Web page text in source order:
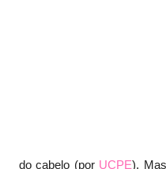
do cabelo (por UCPE).